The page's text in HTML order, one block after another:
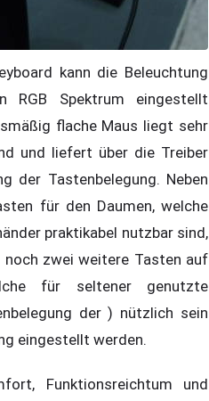
kann die Beleuchtung
RGB Spektrum eingestellt
flache Maus liegt sehr
und liefert über die Treiber
der Tastenbelegung. Neben
für den Daumen, welche
praktikabel nutzbar sind,
zwei weitere Tasten auf
für seltener genutzte
der ) nützlich sein
eingestellt werden.
Funktionsreichtum und